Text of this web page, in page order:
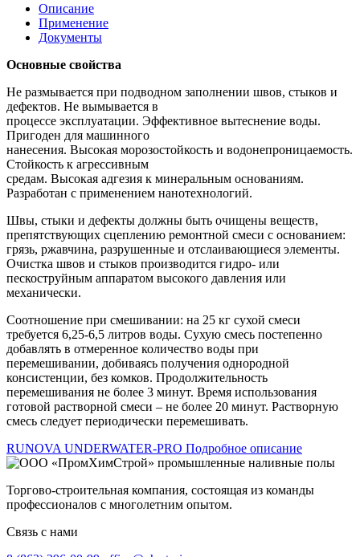
Описание
Применение
Документы
Основные свойства
Не размывается при подводном заполнении швов, стыков и
дефектов. Не вымывается в
процессе эксплуатации. Эффективное вытеснение воды.
Пригоден для машинного
нанесения. Высокая морозостойкость и водонепроницаемость.
Стойкость к агрессивным
средам. Высокая адгезия к минеральным основаниям.
Разработан с применением нанотехнологий.
Швы, стыки и дефекты должны быть очищены веществ,
препятствующих сцеплению ремонтной смеси с основанием:
грязь, ржавчина, разрушенные и отслаивающиеся элементы.
Очистка швов и стыков производится гидро- или
пескоструйным аппаратом высокого давления или
механически.
Соотношение при смешивании: на 25 кг сухой смеси
требуется 6,25-6,5 литров воды. Сухую смесь постепенно
добавлять в отмеренное количество воды при
перемешивании, добиваясь получения однородной
консистенции, без комков. Продолжительность
перемешивания не более 3 минут. Время использования
готовой растворной смеси – не более 20 минут. Растворную
смесь следует периодически перемешивать.
RUNOVA UNDERWATER-PRO Подробное описание
Торгово-строительная компания, состоящая из команды
профессионалов с многолетним опытом.
Связь с нами